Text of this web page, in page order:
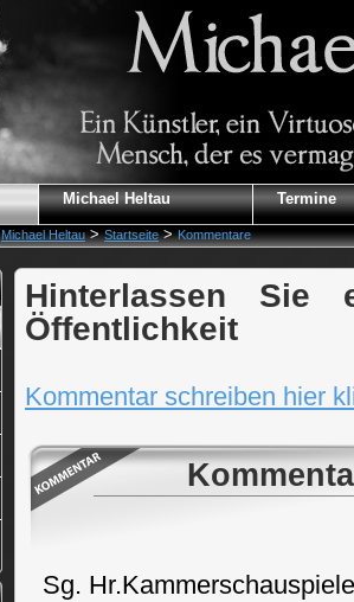
Michael Heltau Termine
Michael Heltau>Startseite>Kommentare
Hinterlassen Sie
Öffentlichkeit
Kommentar schreiben hier
Sg.